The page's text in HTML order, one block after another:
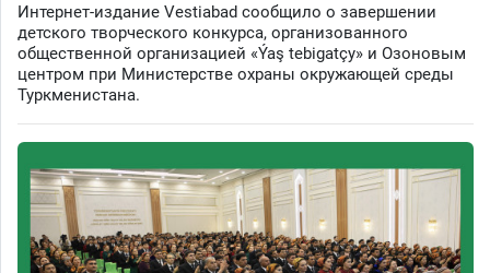
Интернет-издание Vestiabad сообщило о завершении
детского творческого конкурса, организованного
общественной организацией «Ýaş tebigatçy» и Озоновым
центром при Министерстве охраны окружающей среды
Туркменистана.